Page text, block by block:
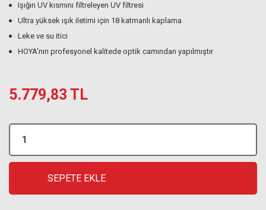
Işığın UV kısmını filtreleyen UV filtresi
Ultra yüksek ışık iletimi için 18 katmanlı kaplama
Leke ve su itici
HOYA'nın profesyonel kalitede optik camından yapılmıştır
5.779,83 TL
SEPETE EKLE